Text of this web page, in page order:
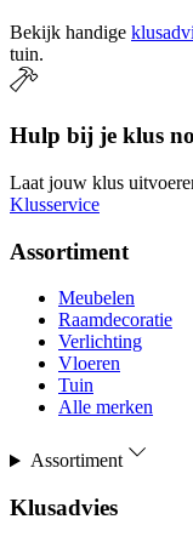
Bekijk handige
tuin.
Hulp bij je klus
Laat jouw klus
Klusservice
Assortiment
Meubelen
Raamdecoratie
Verlichting
Vloeren
Tuin
Alle merken
Assortiment
Klusadvies